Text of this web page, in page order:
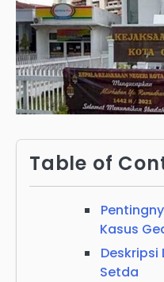
Table of
Kasus
Deskripsi
Setda